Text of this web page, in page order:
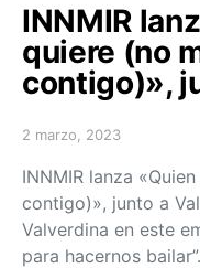
INNMIR
quiere (no
contigo)»,
Posted on
2 marzo, 2023
INNMIR lanza
contigo)», junto a
Valverdina en este
para hacernos